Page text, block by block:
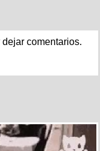
comentarios.